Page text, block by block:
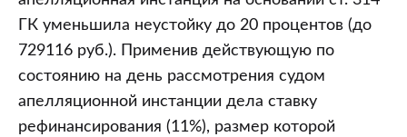
ГК уменьшила неустойку до 20 процентов (до
729116 руб.). Применив действующую по
состоянию на день рассмотрения судом
апелляционной инстанции дела ставку
рефинансирования (11%), размер которой